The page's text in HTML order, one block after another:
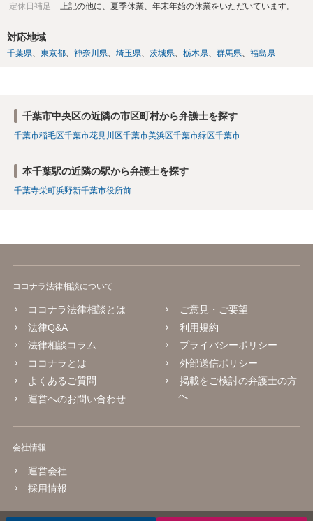
定休日補足
上記の他に、夏季休業、年末年始の休業をいただいています。
対応地域
千葉県 東京都 神奈川県 埼玉県 茨城県 栃木県 群馬県 福島県
千葉市中央区の近隣の市区町村から弁護士を探す
千葉市稲毛区千葉市花見川区千葉市美浜区千葉市緑区千葉市
本千葉駅の近隣の駅から弁護士を探す
千葉寺栄町浜野新千葉市役所前
ココナラ法律相談について
ココナラ法律相談とは
法律Q&A
法律相談コラム
ココナラとは
よくあるご質問
運営へのお問い合わせ
ご意見・ご要望
利用規約
プライバシーポリシー
外部送信ポリシー
掲載をご検討の弁護士の方
へ
会社情報
運営会社
採用情報